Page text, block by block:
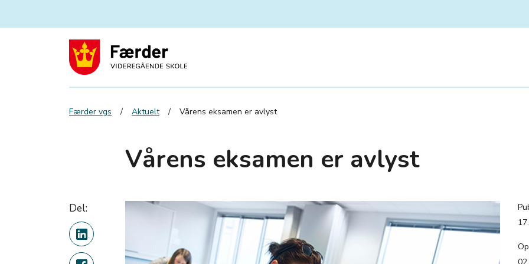
Færder vgs Aktuelt Vårens eksamen er avlyst
Vårens eksamen er avlyst
Del: